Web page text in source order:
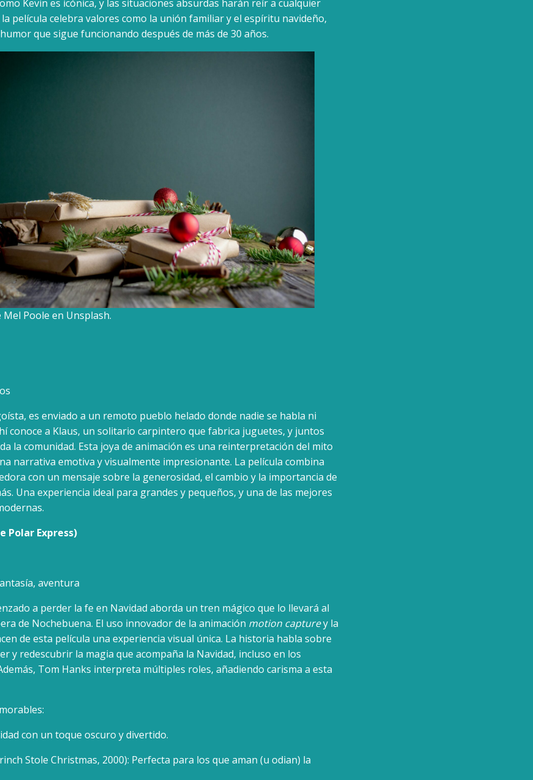
Kevin es icónica, y las situaciones absurdas harán reír a cualquier
la película celebra valores como la unión familiar y el espíritu navideño,
que sigue funcionando después de más de 30 años.
Mel Poole en Unsplash.
es enviado a un remoto pueblo helado donde nadie se habla ni
conoce a Klaus, un solitario carpintero que fabrica juguetes, y juntos
la comunidad. Esta joya de animación es una reinterpretación del mito
narrativa emotiva y visualmente impresionante. La película combina
con un mensaje sobre la generosidad, el cambio y la importancia de
Una experiencia ideal para grandes y pequeños, y una de las mejores
Polar Express)
aventura
a perder la fe en Navidad aborda un tren mágico que lo llevará al
de Nochebuena. El uso innovador de la animación motion capturey la
de esta película una experiencia visual única. La historia habla sobre
y redescubrir la magia que acompaña la Navidad, incluso en los
Tom Hanks interpreta múltiples roles, añadiendo carisma a esta
con un toque oscuro y divertido.
Stole Christmas, 2000): Perfecta para los que aman (u odian) la